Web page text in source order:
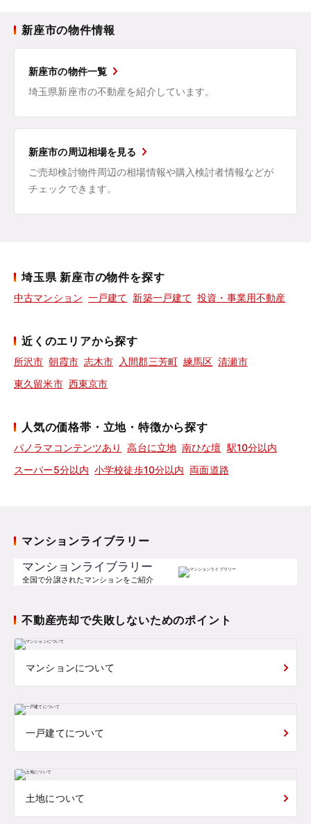
新座市の物件情報
新座市の物件一覧
埼玉県新座市の不動産を紹介しています。
新座市の周辺相場を見る
ご売却検討物件周辺の相場情報や購入検討者情報などが
チェックできます。
埼玉県 新座市の物件を探す
中古マンション 一戸建て 新築一戸建て 投資・事業用不動産
近くのエリアから探す
所沢市 朝霞市 志木市 入間郡三芳町 練馬区 清瀬市
東久留米市 西東京市
人気の価格帯・立地・特徴から探す
パノラマコンテンツあり 高台に立地 南ひな壇 駅10分以内
スーパー5分以内 小学校徒歩10分以内 両面道路
マンションライブラリー
マンションライブラリー
全国で分譲されたマンションをご紹介
不動産売却で失敗しないためのポイント
マンションについて
一戸建てについて
土地について